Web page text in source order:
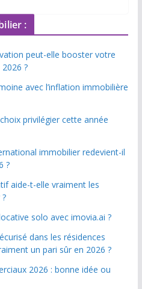
:
peut-elle booster votre
?
avec l’inflation immobilière
privilégier cette année
immobilier redevient-il
?
aide-t-elle vraiment les
solo avec imovia.ai ?
dans les résidences
un pari sûr en 2026 ?
2026 : bonne idée ou